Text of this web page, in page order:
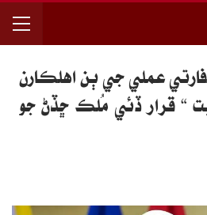
عملي جي ٻن اهلڪارن
“ قرار ڏئي مُلڪ ڇڏڻ جو